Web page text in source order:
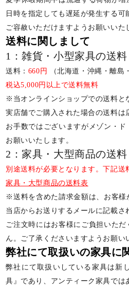
日時を指定しても遅延が発生する可
ご容赦いただけますようお願いいた
送料に関しまして
1：雑貨・小型家具の送料
送料： 660円
（北海道・沖縄・離島
税込5,000円以上で送料無料
※当オンラインショップでの送料と
実店舗でご購入された場合の送料は
お手数ではございますがメゾン・
お願いいたします。
2：家具・大型商品の送料
別途送料が必要となります。下記送
家具・大型商品の送料表
※送料を含めた請求金額は、お客様
当店からお送りするメールに記載さ
ご注文時にはお客様にご負担いた
ん。ご了承くださいますようお願い
弊社にて取扱いの家具に
弊社にて取扱いしている家具は新
具』であり、アンティーク家具では